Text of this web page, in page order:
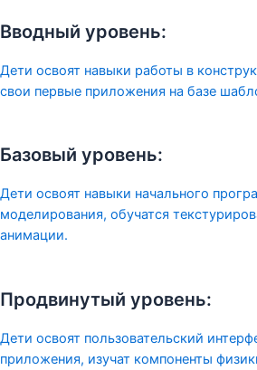
Вводный уровень:
Дети освоят навыки работы в
свои первые приложения на базе
Базовый уровень:
Дети освоят навыки начального
моделирования, обучатся
анимации.
Продвинутый уровень:
Дети освоят пользовательский
приложения, изучат компоненты